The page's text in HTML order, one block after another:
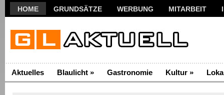
HOME GRUNDSÄTZE WERBUNG MITARBEIT
Aktuelles Blaulicht » Gastronomie Kultur »